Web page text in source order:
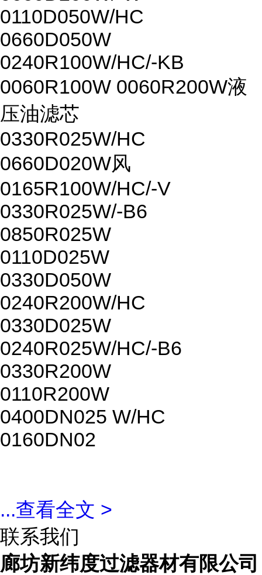
0110D050W/HC
0660D050W
0240R100W/HC/-KB
0060R100W 0060R200W液
压油滤芯
0330R025W/HC
0660D020W风
0165R100W/HC/-V
0330R025W/-B6
0850R025W
0110D025W
0330D050W
0240R200W/HC
0330D025W
0240R025W/HC/-B6
0330R200W
0110R200W
0400DN025 W/HC
0160DN02
...查看全文 >
联系我们
廊坊新纬度过滤器材有限公司